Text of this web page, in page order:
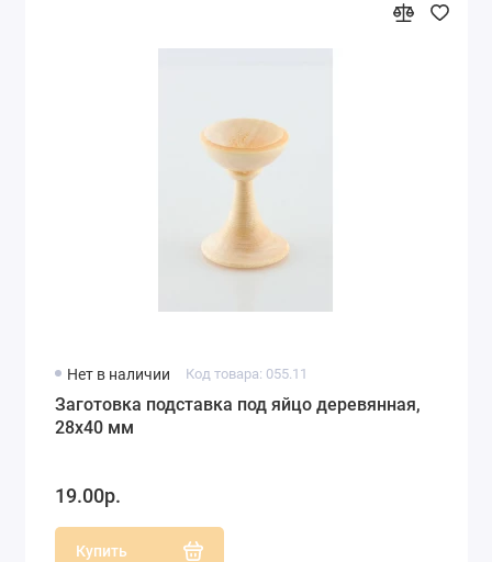
Нет в наличии Код товара: 055.11
Заготовка подставка под яйцо деревянная,
28х40 мм
19.00р.
Купить